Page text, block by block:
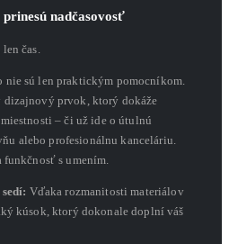
nadčasovosť
čas.
nie sú len praktickým pomocníkom.
prvok, ktorý dokáže
– či už ide o útulnú
alebo profesionálnu kanceláriu.
s umením.
Vďaka rozmanitosti materiálov
kúsok, ktorý dokonale doplní váš